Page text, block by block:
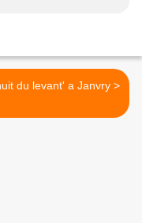
la "nuit du levant' a Janvry >